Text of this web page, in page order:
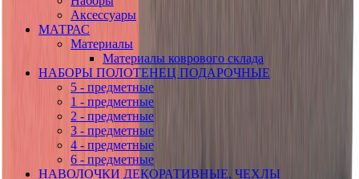
Аксессуары
МАТРАС
Материалы
Материалы коврового склада
НАБОРЫ ПОЛОТЕНЕЦ ПОДАРОЧНЫЕ
5 - предметные
1 - предметные
2 - предметные
3 - предметные
4 - предметные
6 - предметные
НАВОЛОЧКИ ДЕКОРАТИВНЫЕ, ЧЕХЛЫ